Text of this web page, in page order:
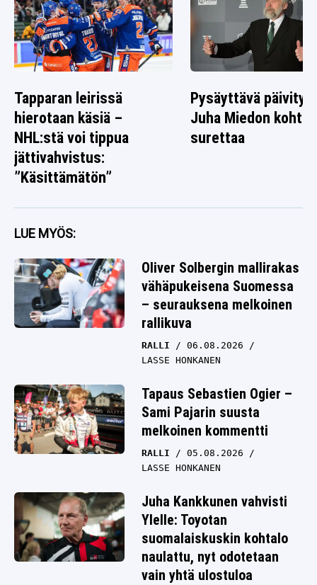
Tapparan leirissä
hierotaan käsiä –
NHL:stä voi tippua
jättivahvistus:
”Käsittämätön”
Pysäyttävä päivitys:
Juha Miedon
surettaa
LUE MYÖS:
Oliver Solbergin mallirakas
vähäpukeisena Suomessa
– seurauksena melkoinen
rallikuva
RALLI
06.08.2026
LASSE HONKANEN
Tapaus Sebastien Ogier –
Sami Pajarin suusta
melkoinen kommentti
RALLI
05.08.2026
LASSE HONKANEN
Juha Kankkunen vahvisti
Ylelle: Toyotan
suomalaiskuskin kohtalo
naulattu, nyt odotetaan
vain yhtä ulostuloa